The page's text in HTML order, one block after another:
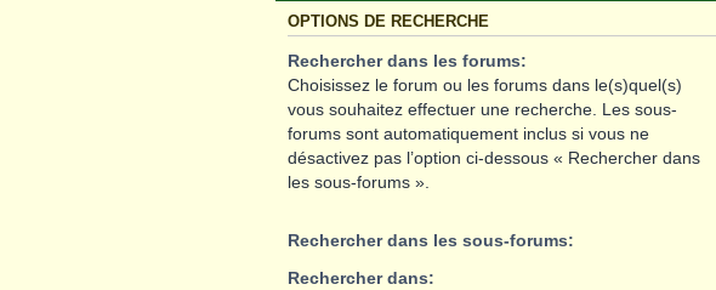
OPTIONS DE RECHERCHE
Rechercher dans les forums:
Choisissez le forum ou les forums dans le(s)quel(s)
vous souhaitez effectuer une recherche. Les sous-
forums sont automatiquement inclus si vous ne
désactivez pas l’option ci-dessous « Rechercher dans
les sous-forums ».
Rechercher dans les sous-forums:
Rechercher dans: